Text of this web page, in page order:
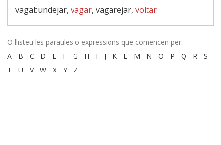
vagabundejar, vagar, vagarejar, voltar
O llisteu les paraules o expressions que comencen per:
A - B - C - D - E - F - G - H - I - J - K - L - M - N - O - P - Q - R - S -
T - U - V- W - X - Y - Z